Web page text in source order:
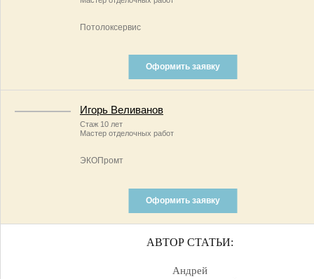
Потолоксервис
Оформить заявку
Игорь Веливанов
Стаж 10 лет
Мастер отделочных работ
ЭКОПромт
Оформить заявку
АВТОР СТАТЬИ:
Андрей